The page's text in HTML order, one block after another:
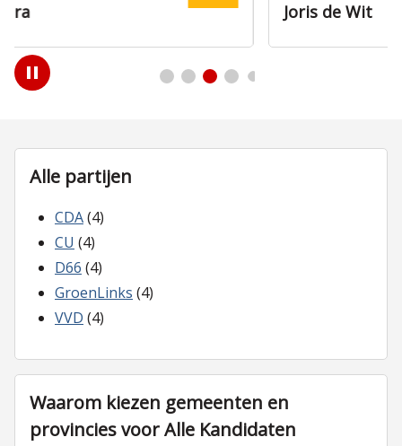
Joris de Wit
Play
/
Alle partijen
CDA(4)
CU (4)
D66 (4)
GroenLinks (4)
VVD (4)
Waarom kiezen gemeenten en
provincies voor Alle Kandidaten